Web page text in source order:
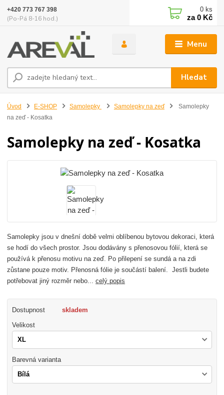
Menu
Hledat
+420 773 767 398
(Po-Pá 8-16 hod.)
0 ks
za0 Kč
Úvod E-SHOP Samolepky Samolepky na zeď
Samolepky
na zeď - Kosatka
Samolepky na zeď - Kosatka
Samolepky jsou v dnešní době velmi oblíbenou bytovou dekoraci, která
se hodí do všech prostor. Jsou dodávány s přenosovou fólií, která se
používá k přenosu motivu na zeď. Po přilepení se sundá a na zdi
zůstane pouze motiv. Přenosná fólie je součástí balení. Jestli budete
potřebovat jiný rozměr nebo...celý popis
Dostupnost skladem
Velikost
Barevná varianta